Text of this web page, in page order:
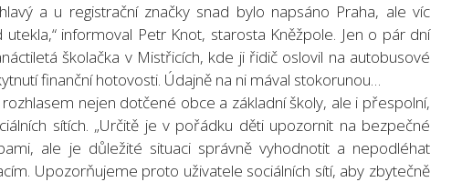
a u registrační značky snad bylo napsáno Praha, ale víc
informoval Petr Knot, starosta Kněžpole. Jen o pár dní
školačka v Mistřicích, kde ji řidič oslovil na autobusové
finanční hotovosti. Údajně na ni mával stokorunou…
nejen dotčené obce a základní školy, ale i přespolní,
sítích. „Určitě je v pořádku děti upozornit na bezpečné
ale je důležité situaci správně vyhodnotit a nepodléhat
Upozorňujeme proto uživatele sociálních sítí, aby zbytečně